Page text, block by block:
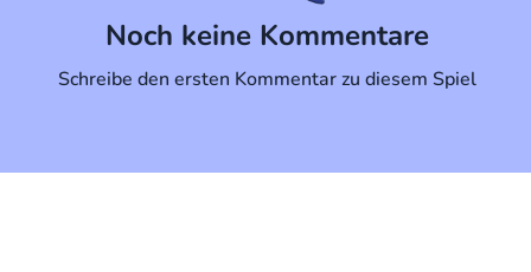
Noch keine Kommentare
Schreibe den ersten Kommentar zu diesem Spiel